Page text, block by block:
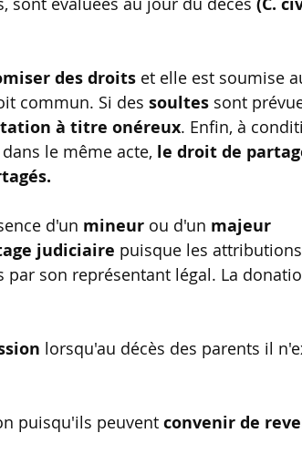
des droits et elle est soumise
commun. Si des soultes sont
à titre onéreux. Enfin, à
le même acte, le droit de
d'un mineur ou d'un majeur
judiciaire puisque les
son représentant légal. La
lorsqu'au décès des parents il
puisqu'ils peuvent convenir de